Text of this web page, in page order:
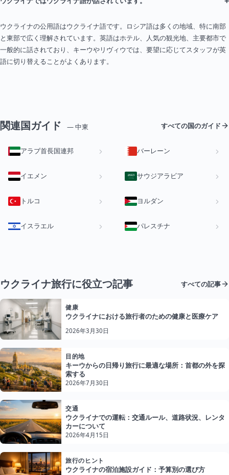
ウクライナの公用語はウクライナ語です。ロシア語は多くの地域、特に南部
と東部で広く理解されています。英語はホテル、人気の観光地、主要都市で
一般的に話されており、キーウやリヴィウでは、要望に応じてスタッフが英
語に切り替えることがよくあります。
関連国ガイド — 中東 すべての国のガイド
アラブ首長国連邦 バーレーン
イエメン サウジアラビア
トルコ ヨルダン
イスラエル パレスチナ
ウクライナ旅行に役立つ記事 すべての記事
健康
ウクライナにおける旅行者のための健康と医療ケア
2026年3月30日
目的地
キーウからの日帰り旅行に最適な場所：首都の外を探
索する
2026年7月30日
交通
ウクライナでの運転：交通ルール、道路状況、レンタ
カーについて
2026年4月15日
旅行のヒント
ウクライナの宿泊施設ガイド：予算別の選び方